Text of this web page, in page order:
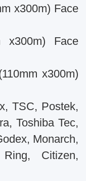
x300m) Face
x300m) Face
x300m)
TSC, Postek,
Toshiba Tec,
Monarch,
Citizen,